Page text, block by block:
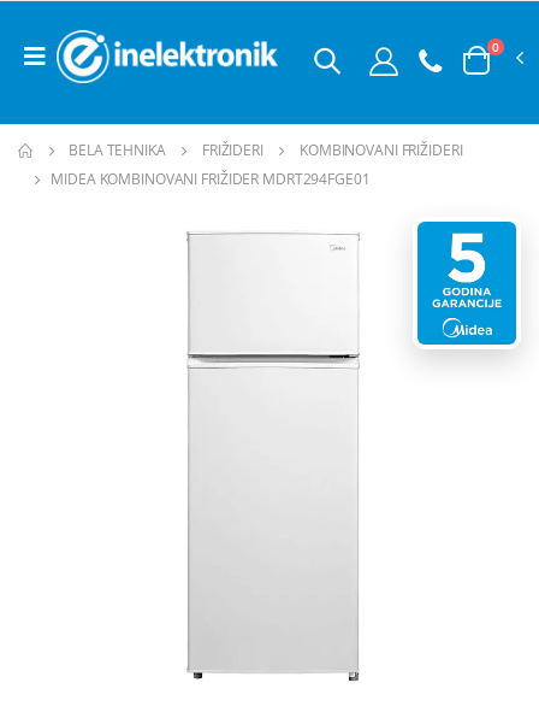
0
BELA TEHNIKA FRIŽIDERI
KOMBINOVANI FRIŽIDERI
MIDEA KOMBINOVANI FRIŽIDER MDRT294FGE01